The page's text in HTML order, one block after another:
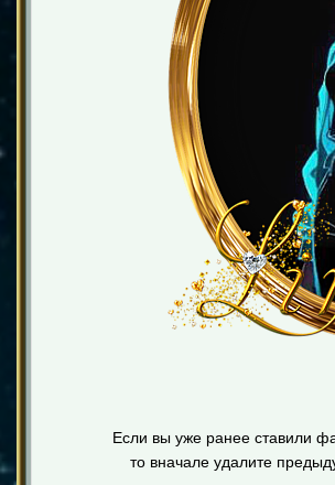
Если вы уже ранее ставили
то вначале удалите